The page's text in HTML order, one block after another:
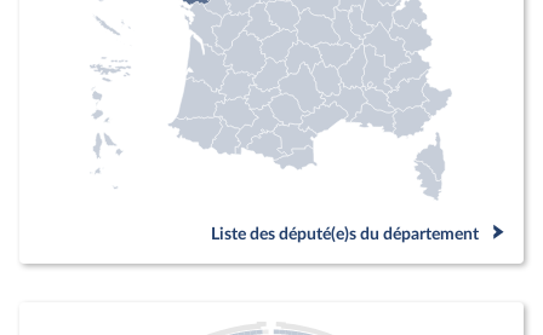
Liste des député(e)s du département